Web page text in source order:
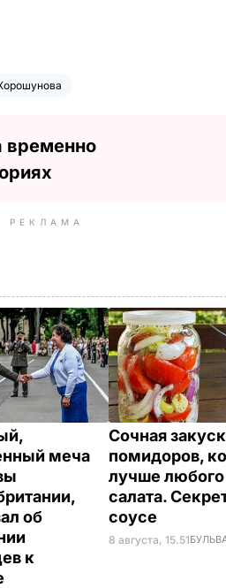
временно
РЕКЛАМА
меча
об
к
Сочная
помидоров,
лучше любого
салата.
соусе
8 августа, 15.51